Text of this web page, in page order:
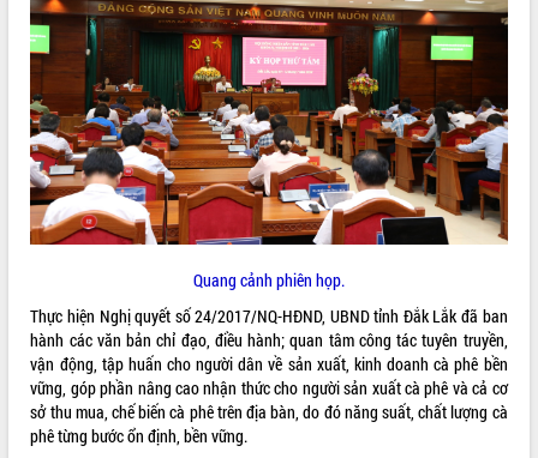
QUY HOẠCH - KẾ HOẠCH
Quang cảnh phiên họp.
Thực hiện Nghị quyết số 24/2017/NQ-HĐND, UBND tỉnh Đắk Lắk đã ban
hành các văn bản chỉ đạo, điều hành; quan tâm công tác tuyên truyền,
vận động, tập huấn cho người dân về sản xuất, kinh doanh cà phê bền
vững, góp phần nâng cao nhận thức cho người sản xuất cà phê và cả cơ
sở thu mua, chế biến cà phê trên địa bàn, do đó năng suất, chất lượng cà
phê từng bước ổn định, bền vững.